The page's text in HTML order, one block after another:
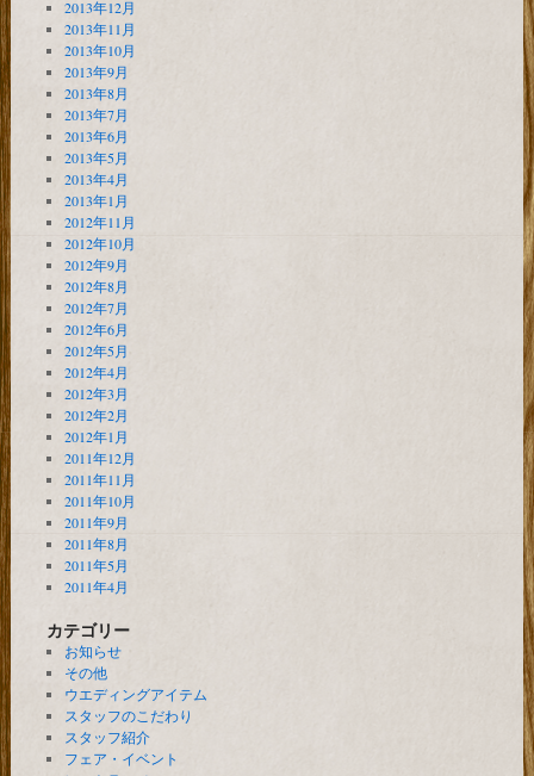
2013年12月
2013年11月
2013年10月
2013年9月
2013年8月
2013年7月
2013年6月
2013年5月
2013年4月
2013年1月
2012年11月
2012年10月
2012年9月
2012年8月
2012年7月
2012年6月
2012年5月
2012年4月
2012年3月
2012年2月
2012年1月
2011年12月
2011年11月
2011年10月
2011年9月
2011年8月
2011年5月
2011年4月
カテゴリー
お知らせ
その他
ウエディングアイテム
スタッフのこだわり
スタッフ紹介
フェア・イベント